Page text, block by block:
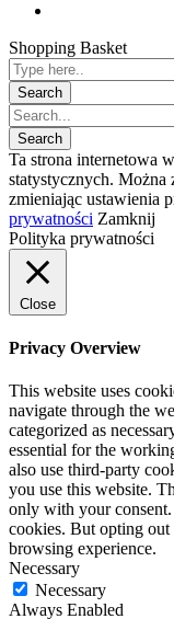
Shopping Basket
Ta strona internetowa
statystycznych. Można
zmieniając ustawienia
prywatności Zamknij
Polityka prywatności
Close
Privacy Overview
This website uses
navigate through the
categorized as
essential for the
also use third-party
you use this website.
only with your
cookies. But opting out
browsing experience.
Necessary
Necessary
Always Enabled